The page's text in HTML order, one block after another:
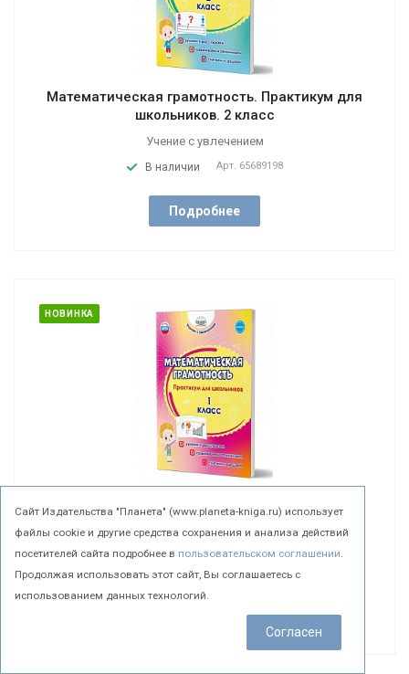
Математическая грамотность. Практикум для
школьников. 2 класс
Учение с увлечением
В наличии Арт. 65689198
Подробнее
НОВИНКА
школьников. 1 класс
В наличии
Cайт Издательства "Планета" (www.planeta-kniga.ru) использует
файлы cookie и другие средства сохранения и анализа действий
посетителей сайта подробнее в пользовательском соглашении.
Продолжая использовать этот сайт, Вы соглашаетесь с
использованием данных технологий.
Согласен